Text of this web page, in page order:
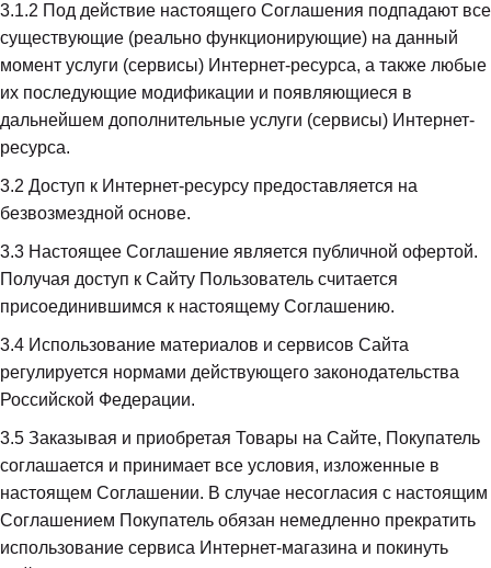
3.1.2 Под действие настоящего Соглашения подпадают все
существующие (реально функционирующие) на данный
момент услуги (сервисы) Интернет-ресурса, а также любые
их последующие модификации и появляющиеся в
дальнейшем дополнительные услуги (сервисы) Интернет-
ресурса.
3.2 Доступ к Интернет-ресурсу предоставляется на
безвозмездной основе.
3.3 Настоящее Соглашение является публичной офертой.
Получая доступ к Сайту Пользователь считается
присоединившимся к настоящему Соглашению.
3.4 Использование материалов и сервисов Сайта
регулируется нормами действующего законодательства
Российской Федерации.
3.5 Заказывая и приобретая Товары на Сайте, Покупатель
соглашается и принимает все условия, изложенные в
настоящем Соглашении. В случае несогласия с настоящим
Соглашением Покупатель обязан немедленно прекратить
использование сервиса Интернет-магазина и покинуть